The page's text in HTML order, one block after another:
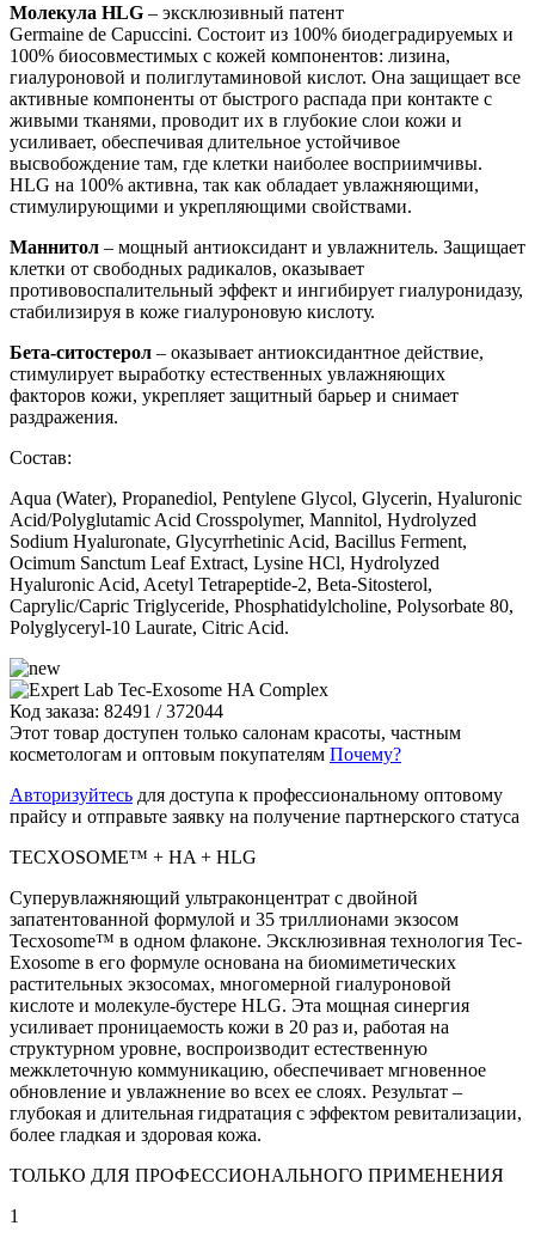
Молекула HLG – эксклюзивный патент
Germaine de Capuccini. Состоит из 100% биодеградируемых и
100% биосовместимых с кожей компонентов: лизина,
гиалуроновой и полиглутаминовой кислот. Она защищает все
активные компоненты от быстрого распада при контакте с
живыми тканями, проводит их в глубокие слои кожи и
усиливает, обеспечивая длительное устойчивое
высвобождение там, где клетки наиболее восприимчивы.
HLG на 100% активна, так как обладает увлажняющими,
стимулирующими и укрепляющими свойствами.
Маннитол – мощный антиоксидант и увлажнитель. Защищает
клетки от свободных радикалов, оказывает
противовоспалительный эффект и ингибирует гиалуронидазу,
стабилизируя в коже гиалуроновую кислоту.
Бета-ситостерол – оказывает антиоксидантное действие,
стимулирует выработку естественных увлажняющих
факторов кожи, укрепляет защитный барьер и снимает
раздражения.
Состав:
Aqua (Water), Propanediol, Pentylene Glycol, Glycerin, Hyaluronic
Acid/Polyglutamic Acid Crosspolymer, Mannitol, Hydrolyzed
Sodium Hyaluronate, Glycyrrhetinic Acid, Bacillus Ferment,
Ocimum Sanctum Leaf Extract, Lysine HCl, Hydrolyzed
Hyaluronic Acid, Acetyl Tetrapeptide-2, Beta-Sitosterol,
Caprylic/Capric Triglyceride, Phosphatidylcholine, Polysorbate 80,
Polyglyceryl-10 Laurate, Citric Acid.
Код заказа: 82491 / 372044
Этот товар доступен только салонам красоты, частным
косметологам и оптовым покупателям Почему?
Авторизуйтесь для доступа к профессиональному оптовому
прайсу и отправьте заявку на получение партнерского статуса
TECXOSOME™ + HA + HLG
Суперувлажняющий ультраконцентрат с двойной
запатентованной формулой и 35 триллионами экзосом
Tecxosome™ в одном флаконе. Эксклюзивная технология Tec-
Exosome в его формуле основана на биомиметических
растительных экзосомах, многомерной гиалуроновой
кислоте и молекуле-бустере HLG. Эта мощная синергия
усиливает проницаемость кожи в 20 раз и, работая на
структурном уровне, воспроизводит естественную
межклеточную коммуникацию, обеспечивает мгновенное
обновление и увлажнение во всех ее слоях. Результат –
глубокая и длительная гидратация с эффектом ревитализации,
более гладкая и здоровая кожа.
ТОЛЬКО ДЛЯ ПРОФЕССИОНАЛЬНОГО ПРИМЕНЕНИЯ
1